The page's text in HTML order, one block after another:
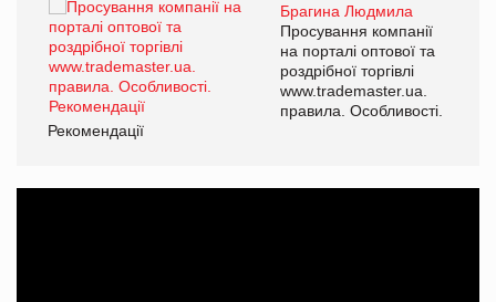
Брагина Людмила
Просування компанії
на порталі оптової та
роздрібної торгівлі
www.trademaster.ua.
правила. Особливості.
Рекомендації